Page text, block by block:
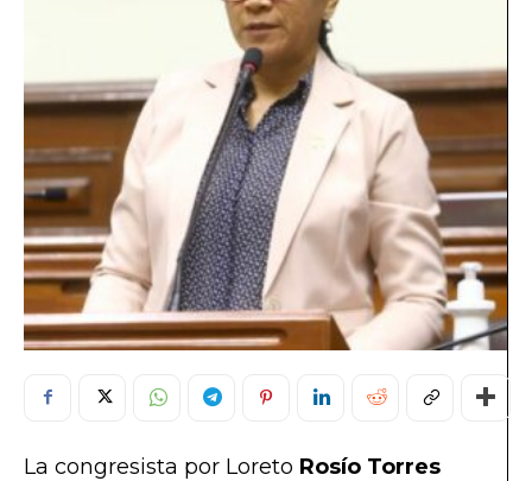
La congresista por Loreto Rosío Torres